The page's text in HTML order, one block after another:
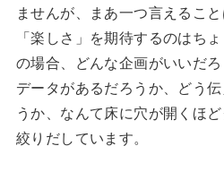
ませんが、まあ一つ言えるこ
「楽しさ」を期待するのはち
の場合、どんな企画がいいだ
データがあるだろうか、どう
うか、なんて床に穴が開くほ
絞りだしています。